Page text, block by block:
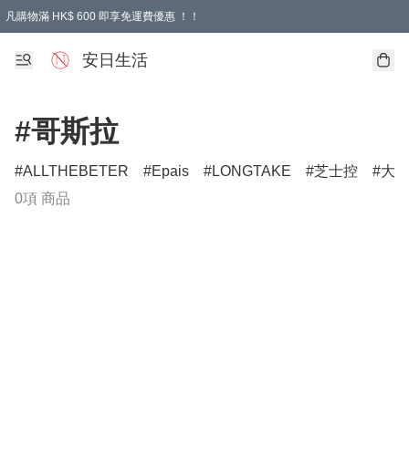
凡購物滿 HK$ 600 即享免運費優惠 ！！
安日生活
#哥斯拉
ALLTHEBETER Epais LONGTAKE 芝士控
大
0項 商品